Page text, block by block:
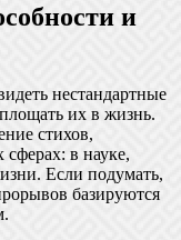
и
нестандартные
их в жизнь.
стихов,
в науке,
Если подумать,
базируются